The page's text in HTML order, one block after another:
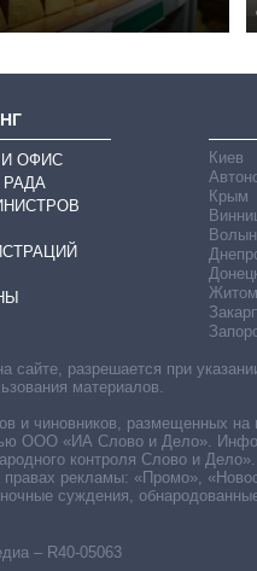
И ОФИС
РАДА
Киев
Крым
– R40-05063
разрешается при
материалов.
и чиновников, размещенных
ООО «ИА Слово и Дело».
контроля Слово и Дело».
рекламы: «Промо»,
суждения,